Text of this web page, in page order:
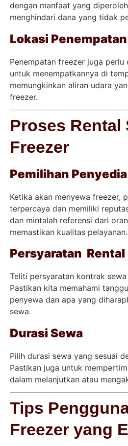
dengan manfaat yang
menghindari dana yang tidak
Lokasi Penempatan
Penempatan freezer juga perlu
untuk menempatkannya di
memungkinkan aliran udara
freezer.
Proses Rental
Freezer
Pemilihan
Ketika akan menyewa freezer,
terpercaya dan memiliki
dan mintalah referensi dari
memastikan kualitas pelayanan.
Persyaratan Rental
Teliti persyaratan kontrak sewa
Pastikan kita memahami
penyewa dan apa yang
sewa.
Durasi Sewa
Pilih durasi sewa yang sesuai
Pastikan juga untuk
dalam melanjutkan atau
Tips
Freezer yang